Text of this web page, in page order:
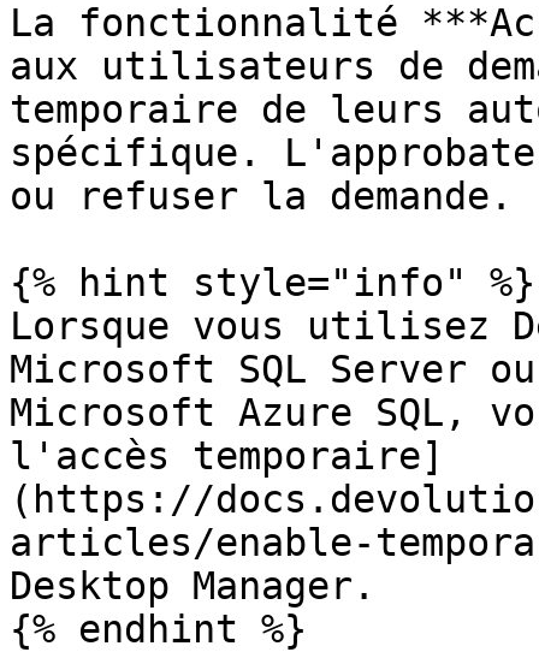
La fonctionnalité
aux utilisateurs de
temporaire de leurs
spécifique.
ou refuser la demande.
{% hint style="info" %}
Lorsque vous utilisez
Microsoft SQL Server
Microsoft Azure SQL,
l'accès temporaire]
(https://
articles/enable-
Desktop Manager.
{% endhint %}